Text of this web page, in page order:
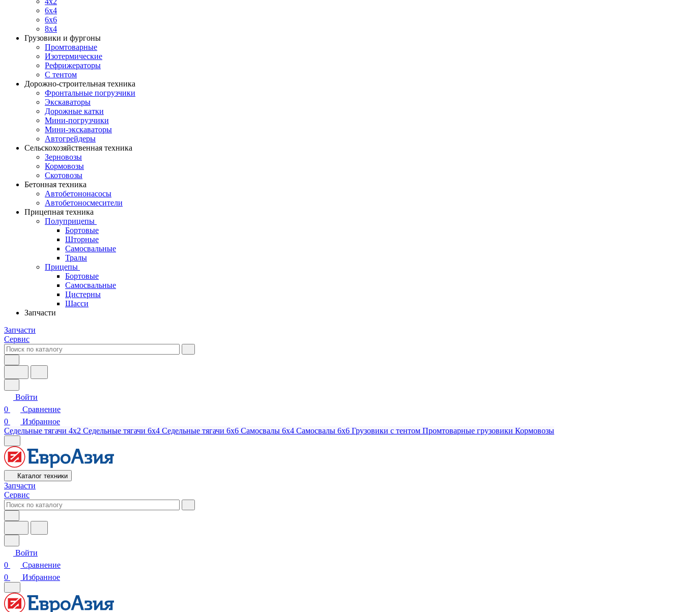
6x4
6x6
8x4
Грузовики и фургоны
Промтоварные
Изотермические
Рефрижераторы
С тентом
Дорожно-строительная техника
Фронтальные погрузчики
Экскаваторы
Дорожные катки
Мини-погрузчики
Мини-экскаваторы
Автогрейдеры
Сельскохозяйственная техника
Зерновозы
Кормовозы
Скотовозы
Бетонная техника
Автобетононасосы
Автобетоносмесители
Прицепная техника
Полуприцепы
Бортовые
Шторные
Самосвальные
Тралы
Прицепы
Бортовые
Самосвальные
Цистерны
Шасси
Запчасти
Запчасти
Сервис
Войти
0
Сравнение
0
Избранное
Седельные тягачи 4х2 Седельные тягачи 6х4 Седельные тягачи 6х6 Самосвалы 6х4 Самосвалы 6х6 Грузовики с тентом Промтоварные грузовики Кормовозы
Каталог техники
Запчасти
Сервис
Войти
0
Сравнение
0
Избранное